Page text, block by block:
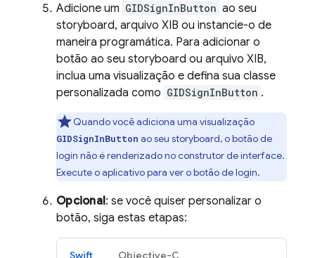
Adicione um GIDSignInButton ao seu
storyboard, arquivo XIB ou instancie-o de
maneira programática. Para adicionar o
botão ao seu storyboard ou arquivo XIB,
inclua uma visualização e defina sua classe
personalizada como GIDSignInButton .
Quando você adiciona uma visualização
GIDSignInButton ao seu storyboard, o botão de
login não é renderizado no construtor de interface.
Execute o aplicativo para ver o botão de login.
Opcional: se você quiser personalizar o
botão, siga estas etapas:
Swift Objective-C